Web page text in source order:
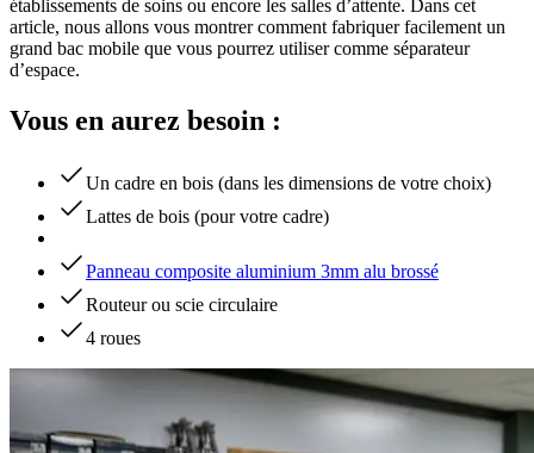
établissements de soins ou encore les salles d’attente. Dans cet
article, nous allons vous montrer comment fabriquer facilement un
grand bac mobile que vous pourrez utiliser comme séparateur
d’espace.
Vous en aurez besoin :
Un cadre en bois (dans les dimensions de votre choix)
Lattes de bois (pour votre cadre)
Panneau composite aluminium 3mm alu brossé
Routeur ou scie circulaire
4 roues